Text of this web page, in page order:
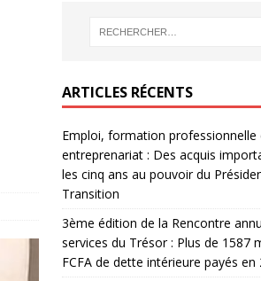
ARTICLES RÉCENTS
Emploi, formation professionnelle
entreprenariat : Des acquis
les cinq ans au pouvoir du
Transition
3ème édition de la Rencontre
services du Trésor : Plus de 1587
FCFA de dette intérieure payés en